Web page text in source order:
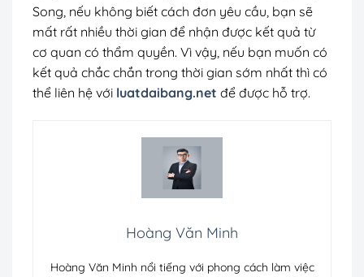
Song, nếu không biết cách đơn yêu cầu, bạn sẽ
mất rất nhiều thời gian để nhận được kết quả từ
cơ quan có thẩm quyền. Vì vậy, nếu bạn muốn có
kết quả chắc chắn trong thời gian sớm nhất thì có
thể liên hệ với luatdaibang.net để được hỗ trợ.
Hoàng Văn Minh
Hoàng Văn Minh nổi tiếng với phong cách làm việc